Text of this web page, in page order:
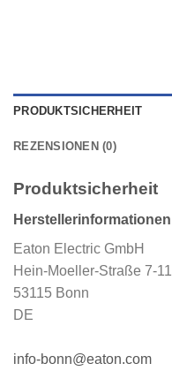
PRODUKTSICHERHEIT
REZENSIONEN (0)
Produktsicherheit
Herstellerinformationen
Eaton Electric GmbH
Hein-Moeller-Straße 7-11
53115 Bonn
DE
info-bonn@eaton.com